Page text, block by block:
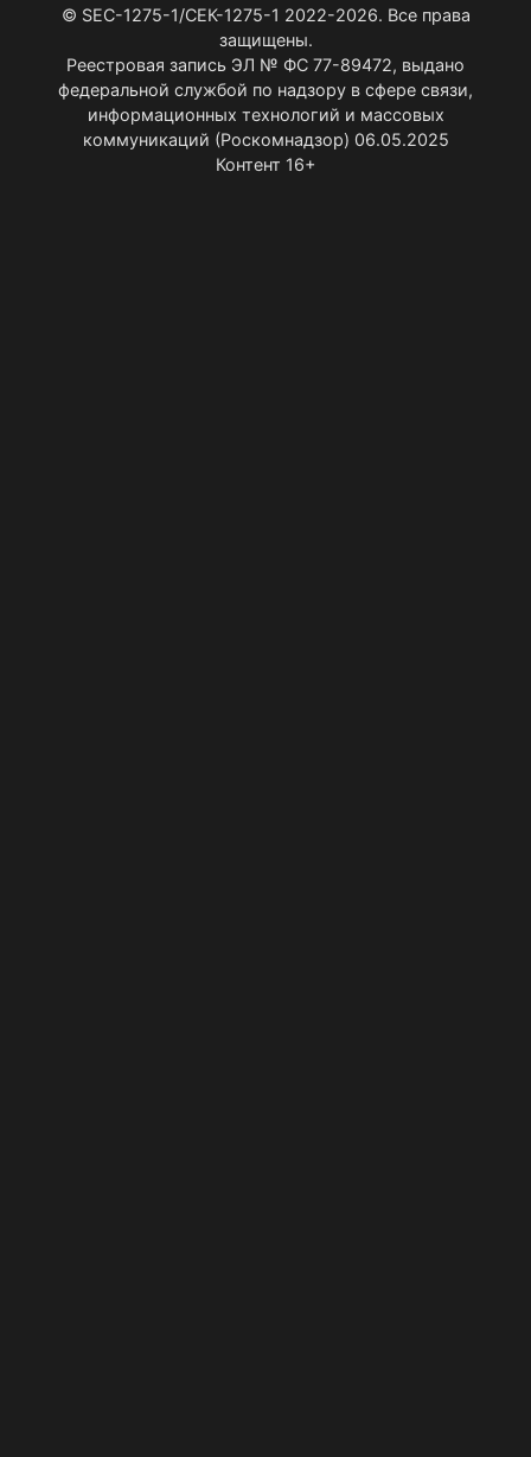
© SEC-1275-1/СЕК-1275-1 2022-2026. Все права
защищены.
Реестровая запись ЭЛ № ФС 77-89472, выдано
федеральной службой по надзору в сфере связи,
информационных технологий и массовых
коммуникаций (Роскомнадзор) 06.05.2025
Контент 16+